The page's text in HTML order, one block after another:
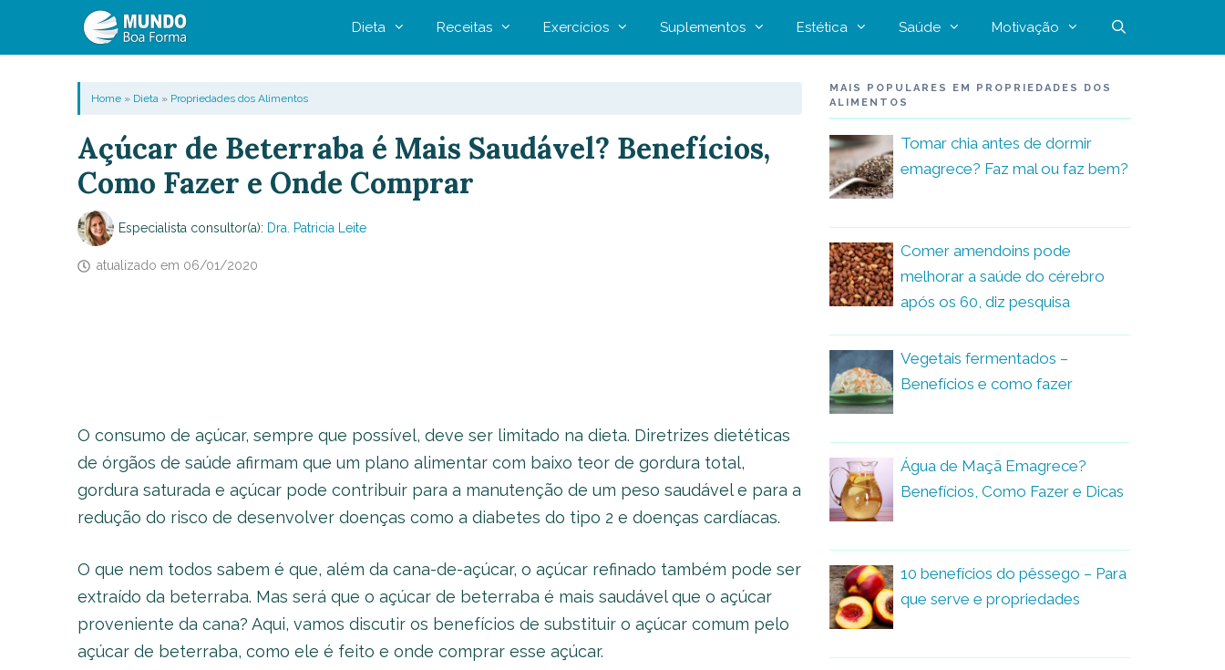
Dieta Receitas Exercícios Suplementos Estética Saúde Motivação
Home» Dieta» Propriedades dos Alimentos
Açúcar de Beterraba é Mais Saudável? Benefícios,
Como Fazer e Onde Comprar
Especialista consultor(a): Dra. Patricia Leite
atualizado em 06/01/2020
O consumo de açúcar, sempre que possível, deve ser limitado na dieta. Diretrizes dietéticas
de órgãos de saúde afirmam que um plano alimentar com baixo teor de gordura total,
gordura saturada e açúcar pode contribuir para a manutenção de um peso saudável e para a
redução do risco de desenvolver doenças como a diabetes do tipo 2 e doenças cardíacas.
O que nem todos sabem é que, além da cana-de-açúcar, o açúcar refinado também pode ser
extraído da beterraba. Mas será que o açúcar de beterraba é mais saudável que o açúcar
proveniente da cana? Aqui, vamos discutir os benefícios de substituir o açúcar comum pelo
açúcar de beterraba, como ele é feito e onde comprar esse açúcar.
MAIS POPULARES EM PROPRIEDADES DOS
ALIMENTOS
Tomar chia antes de dormir
emagrece? Faz mal ou faz bem?
Comer amendoins pode
melhorar a saúde do cérebro
após os 60, diz pesquisa
Vegetais fermentados –
Benefícios e como fazer
Água de Maçã Emagrece?
Benefícios, Como Fazer e Dicas
10 benefícios do pêssego – Para
que serve e propriedades